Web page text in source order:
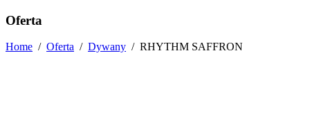
Oferta
Home / Oferta / Dywany / RHYTHM SAFFRON